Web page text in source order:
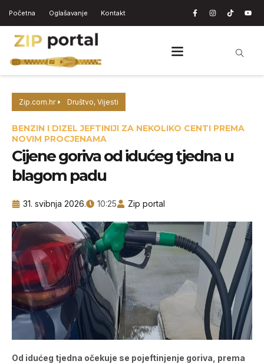
Početna Oglašavanje Kontakt
Zip.com.hr Društvo, Vijesti
BENZIN I DIZEL JEFTINIJI ZA NEKOLIKO CENTI PREMA
NOVIM PROCJENAMA
Cijene goriva od idućeg tjedna u
blagom padu
31. svibnja 2026. 10:25 Zip portal
Od idućeg tjedna očekuje se pojeftinjenje goriva, prema